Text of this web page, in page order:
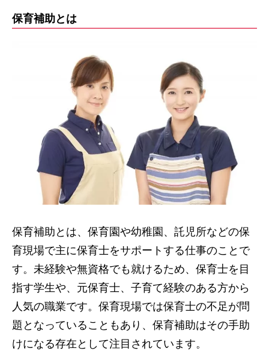
保育補助として働くデメリット
保育補助の仕事は無資格でも就業可能?
保育補助は未来志向な仕事!求人も増加しています
保育補助とは
保育補助とは、保育園や幼稚園、託児所などの保
育現場で主に保育士をサポートする仕事のことで
す。未経験や無資格でも就けるため、保育士を目
指す学生や、元保育士、子育て経験のある方から
人気の職業です。保育現場では保育士の不足が問
題となっていることもあり、保育補助はその手助
けになる存在として注目されています。